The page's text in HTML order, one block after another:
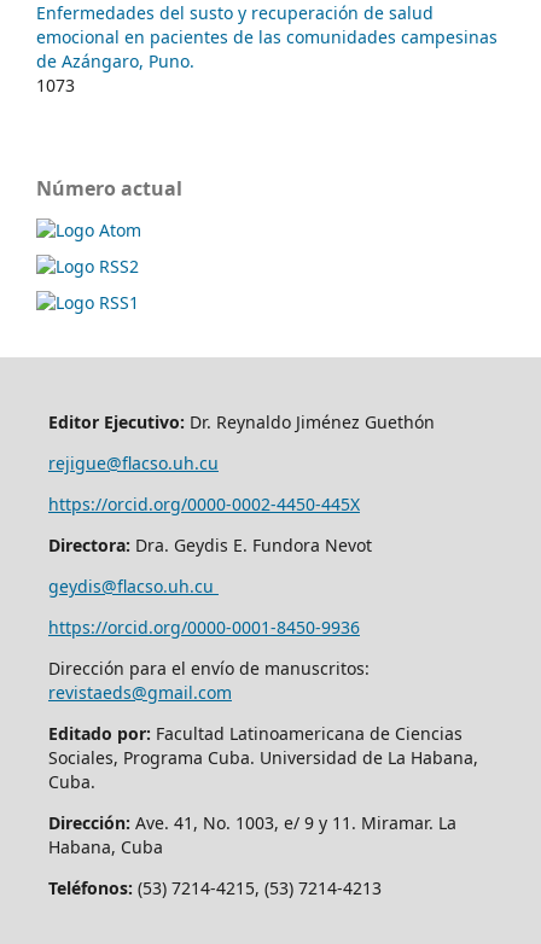
Enfermedades del susto y recuperación de salud
emocional en pacientes de las comunidades campesinas
de Azángaro, Puno.
1073
Número actual
Editor Ejecutivo: Dr. Reynaldo Jiménez Guethón
rejigue@flacso.uh.cu
https://orcid.org/0000-0002-4450-445X
Directora: Dra. Geydis E. Fundora Nevot
geydis@flacso.uh.cu
https://orcid.org/0000-0001-8450-9936
Dirección para el envío de manuscritos:
revistaeds@gmail.com
Editado por: Facultad Latinoamericana de Ciencias
Sociales, Programa Cuba. Universidad de La Habana,
Cuba.
Dirección: Ave. 41, No. 1003, e/ 9 y 11. Miramar. La
Habana, Cuba
Teléfonos: (53) 7214-4215, (53) 7214-4213